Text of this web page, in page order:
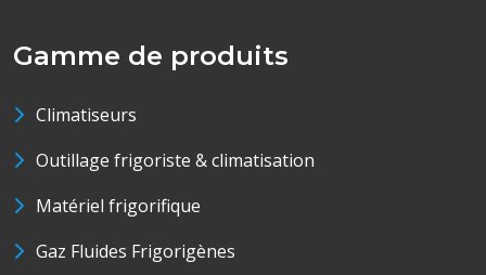
Gamme de produits
Climatiseurs
Outillage frigoriste & climatisation
Matériel frigorifique
Gaz Fluides Frigorigènes